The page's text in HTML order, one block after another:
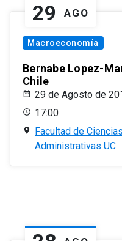
29 AGO
Macroeconomía
Bernabe Lopez-
Chile
29 de Agosto de
17:00
Facultad de
Administrativas UC